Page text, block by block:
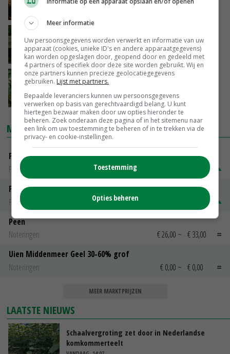
phytophthora
05-09-2023
Phytophthora verspreidt zich hard over
aardappelpercelen
11-08-2023
MARKTPRIJZEN
Fontane
PotatoNL
Fritesgeschikt NL Du Be
PotatoNL
Peen
Noteringen
€ 26,00 ~ € 33,00
Uien Middenmeer Geel 30-60% grof
Noteringen
€ 0,00 ~ € 0,00
MEER MARKTPRIJZEN
LAATSTE NIEUWS
Schaalvergroting zet door in Nederlandse
komkommerteelt
Meer informatie
Uw persoonsgegevens worden verwerkt en informatie van uw
apparaat (cookies, unieke ID's en andere apparaatgegevens)
kan worden opgeslagen door, geopend door en gedeeld met
4 partners of specifiek door deze site worden gebruikt. Wij en
onze partners kunnen precieze geolocatiegegevens
gebruiken. Lijst met partners.
Bepaalde leveranciers kunnen uw persoonsgegevens
verwerken op basis van gerechtvaardigd belang. U kunt
hiertegen bezwaar maken door uw opties hieronder te
beheren. Zoek onderaan deze pagina of in het sitemenu naar
een link om uw toestemming te beheren of in te trekken via de
privacy- en cookie-instellingen.
Toestemming
Opties beheren